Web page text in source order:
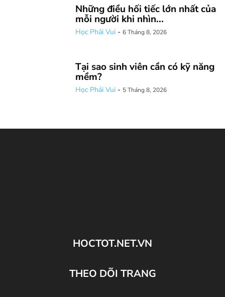
Những điều hối tiếc lớn nhất của
mỗi người khi nhìn...
Học Phải Vui - 6 Tháng 8, 2026
Tại sao sinh viên cần có kỹ năng
mềm?
Học Phải Vui - 5 Tháng 8, 2026
HOCTOT.NET.VN
THEO DÕI TRANG